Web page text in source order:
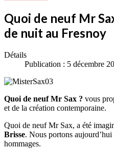
Quoi de neuf Mr
de nuit au Fresnoy
Détails
Publication : 5 décembre
Quoi de neuf Mr Sax ? vous
et de la création contemporaine.
Quoi de neuf Mr Sax, a été
Brisse. Nous portons
hommages.